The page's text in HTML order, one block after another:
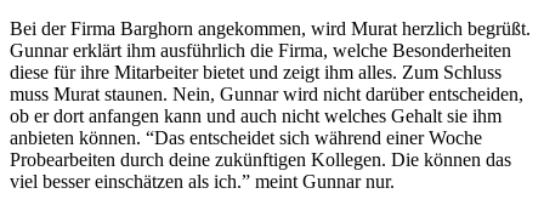
Bei der Firma Barghorn angekommen, wird Murat herzlich begrüßt.
Gunnar erklärt ihm ausführlich die Firma, welche Besonderheiten
diese für ihre Mitarbeiter bietet und zeigt ihm alles. Zum Schluss
muss Murat staunen. Nein, Gunnar wird nicht darüber entscheiden,
ob er dort anfangen kann und auch nicht welches Gehalt sie ihm
anbieten können. “Das entscheidet sich während einer Woche
Probearbeiten durch deine zukünftigen Kollegen. Die können das
viel besser einschätzen als ich.” meint Gunnar nur.